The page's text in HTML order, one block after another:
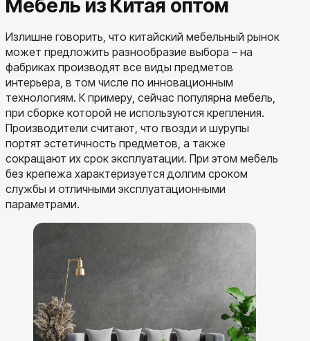
Мебель из Китая оптом
Излишне говорить, что китайский мебельный рынок
может предложить разнообразие выбора – на
фабриках производят все виды предметов
интерьера, в том числе по инновационным
технологиям. К примеру, сейчас популярна мебель,
при сборке которой не используются крепления.
Производители считают, что гвозди и шурупы
портят эстетичность предметов, а также
сокращают их срок эксплуатации. При этом мебель
без крепежа характеризуется долгим сроком
службы и отличными эксплуатационными
параметрами.